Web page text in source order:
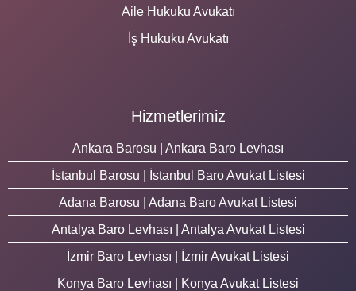
Aile Hukuku Avukatı
İş Hukuku Avukatı
Hizmetlerimiz
Ankara Barosu | Ankara Baro Levhası
İstanbul Barosu | İstanbul Baro Avukat Listesi
Adana Barosu | Adana Baro Avukat Listesi
Antalya Baro Levhası | Antalya Avukat Listesi
İzmir Baro Levhası | İzmir Avukat Listesi
Konya Baro Levhası | Konya Avukat Listesi